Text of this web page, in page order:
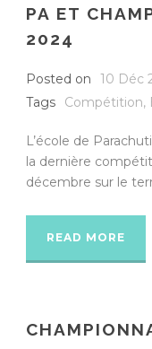
PA ET
2024
Posted on
10 Déc
Tags
Compétition,
L’école de
la dernière
décembre sur le
READ MORE